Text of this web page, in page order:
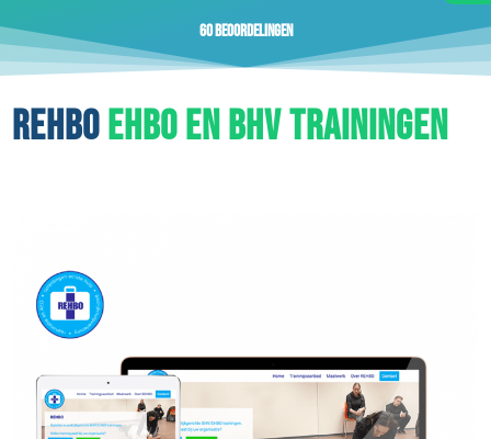
60 beoordelingen
REHBOEHBO EN BHV TRAININGEN